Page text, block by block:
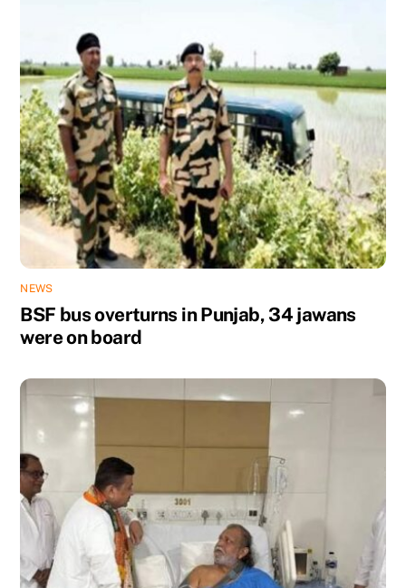
NEWS
BSF bus overturns in Punjab, 34 jawans
were on board